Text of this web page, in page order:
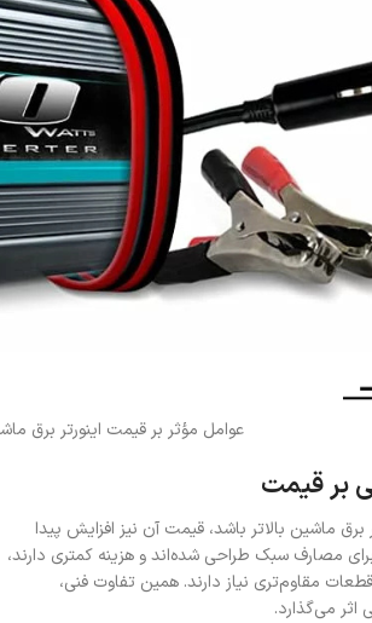
عوامل مؤثر بر قیمت اینورتر برق
بر قیمت
ماشین بالاتر باشد، قیمت آن نیز افزایش پیدا
مصارف سبک طراحی شده‌اند و هزینه کمتری دارند،
قطعات مقاوم‌تری نیاز دارند. همین تفاوت فنی،
می‌گذارد.